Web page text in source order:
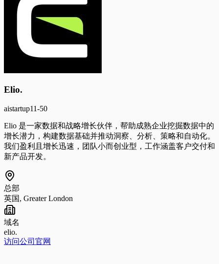
Elio.
aistartup11-50
Elio 是一家数据和战略增长伙伴，帮助成熟企业挖掘数据中的
增长潜力，构建数据基础并推动洞察、分析、策略和自动化。
我们盈利且增长迅速，团队小而创业型，工作涵盖客户交付和
新产品开发。
总部
英国, Greater London
域名
elio.
访问公司官网